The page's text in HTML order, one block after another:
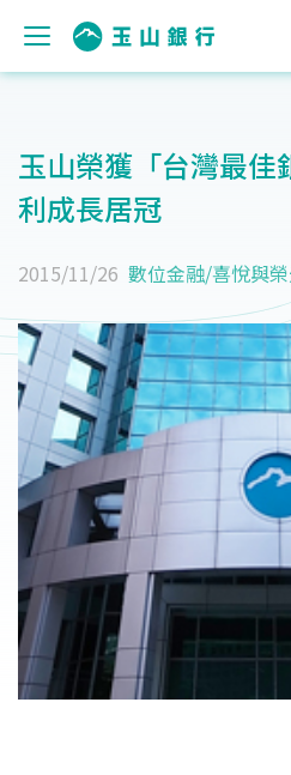
玉山榮獲「台灣最佳
利成長居冠
2015/11/26 數位金融/喜悅與